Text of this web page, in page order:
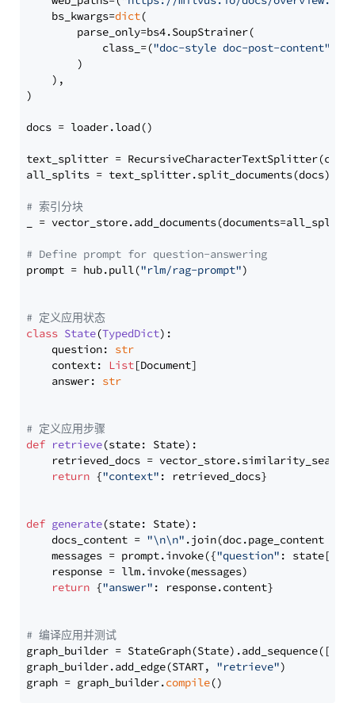
    bs_kwargs=
dict(
        parse_only=bs4.SoupStrainer(
            class_=(
"doc-style doc-post-content"
        )
    ),
)
docs = loader.load()
text_splitter =
all_splits = text_splitter.split_documents(docs)
# 索引分块
_ = vector_store.add_documents(documents=all_splits)
# Define prompt for question-answering
prompt = hub.pull("rlm/rag-prompt")
# 定义应用状态
class State(TypedDict):
    question:
str
    context:
List[Document]
    answer:
str
# 定义应用步骤
def retrieve(state: State):
retrieved_docs =
return {"context" : retrieved_docs}
def generate(state: State):
    docs_content =
"\n\n" .join(doc.page_content
    messages = prompt.invoke({
"question" : state[
    response = llm.invoke(messages)
return {"answer" : response.content}
# 编译应用并测试
graph_builder =
graph_builder.add_edge(START, "retrieve")
graph = graph_builder.compile